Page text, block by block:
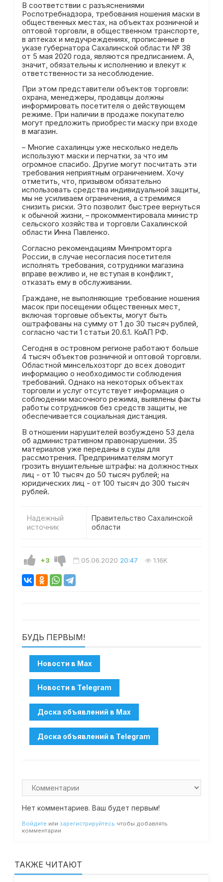
В соответствии с разъяснениями
Роспотребнадзора, требования ношения маски в
общественных местах, на объектах розничной и
оптовой торговли, в общественном транспорте,
в аптеках и медучреждениях, прописанные в
указе губернатора Сахалинской области № 38
от 5 мая 2020 года, являются предписанием. А,
значит, обязательны к исполнению и влекут к
ответственности за несоблюдение.
При этом представители объектов торговли:
охрана, менеджеры, продавцы должны
информировать посетителя о действующем
режиме. При наличии в продаже покупателю
могут предложить приобрести маску при входе
в магазин.
– Многие сахалинцы уже несколько недель
используют маски и перчатки, за что им
огромное спасибо. Другие могут посчитать эти
требования неприятным ограничением. Хочу
отметить, что, призывом обязательно
использовать средства индивидуальной защиты,
мы не усиливаем ограничения, а стремимся
снизить риски. Это позволит быстрее вернуться
к обычной жизни, – прокомментировала министр
сельского хозяйства и торговли Сахалинской
области Инна Павленко.
Согласно рекомендациям Минпромторга
России, в случае несогласия посетителя
исполнять требования, сотрудники магазина
вправе вежливо и, не вступая в конфликт,
отказать ему в обслуживании.
Граждане, не выполняющие требование ношения
масок при посещении общественных мест,
включая торговые объекты, могут быть
оштрафованы на сумму от 1 до 30 тысяч рублей,
согласно части 1 статьи 20.6.1. КоАП РФ.
Сегодня в островном регионе работают больше
4 тысяч объектов розничной и оптовой торговли.
Областной минсельхозторг до всех доводит
информацию о необходимости соблюдения
требований. Однако на некоторых объектах
торговли и услуг отсутствует информация о
соблюдении масочного режима, выявлены факты
работы сотрудников без средств защиты, не
обеспечивается социальная дистанция.
В отношении нарушителей возбуждено 53 дела
об административном правонарушении. 35
материалов уже переданы в суды для
рассмотрения. Предпринимателям могут
грозить внушительные штрафы: на должностных
лиц - от 10 тысяч до 50 тысяч рублей; на
юридических лиц - от 100 тысяч до 300 тысяч
рублей.
Надежный
источник
Правительство Сахалинской
области
+3 05.06.2020 20:47 1.16K
БУДЬ ПЕРВЫМ!
Нет комментариев. Ваш будет первым!
Войдите или зарегистрируйтесь чтобы добавлять
комментарии
ТАКЖЕ ЧИТАЮТ